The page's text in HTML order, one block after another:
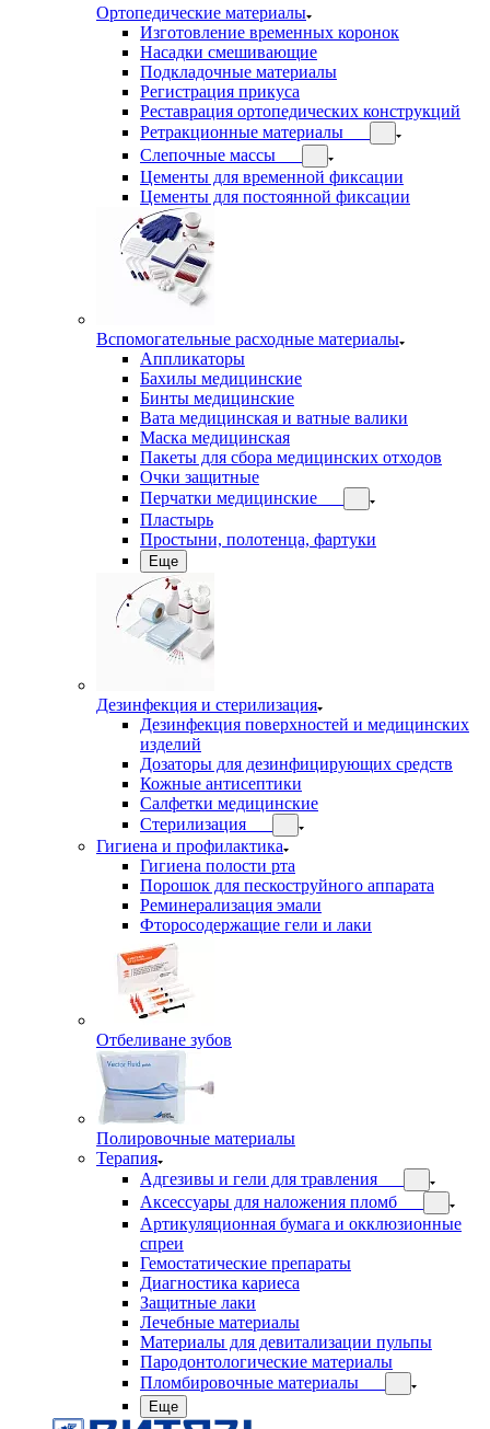
Ортопедические материалы
Изготовление временных коронок
Насадки смешивающие
Подкладочные материалы
Регистрация прикуса
Реставрация ортопедических конструкций
Ретракционные материалы
Слепочные массы
Цементы для временной фиксации
Цементы для постоянной фиксации
Вспомогательные расходные материалы
Аппликаторы
Бахилы медицинские
Бинты медицинские
Вата медицинская и ватные валики
Маска медицинская
Пакеты для сбора медицинских отходов
Очки защитные
Перчатки медицинские
Пластырь
Простыни, полотенца, фартуки
Еще
Дезинфекция и стерилизация
Дезинфекция поверхностей и медицинских
изделий
Дозаторы для дезинфицирующих средств
Кожные антисептики
Салфетки медицинские
Стерилизация
Гигиена и профилактика
Гигиена полости рта
Порошок для пескоструйного аппарата
Реминерализация эмали
Фторосодержащие гели и лаки
Отбеливане зубов
Полировочные материалы
Терапия
Адгезивы и гели для травления
Аксессуары для наложения пломб
Артикуляционная бумага и окклюзионные
спреи
Гемостатические препараты
Диагностика кариеса
Защитные лаки
Лечебные материалы
Материалы для девитализации пульпы
Пародонтологические материалы
Пломбировочные материалы
Еще